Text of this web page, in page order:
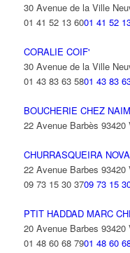
30 Avenue de la Ville
01 41 52 13 6001 41 52
CORALIE COIF'
30 Avenue de la Ville
01 43 83 63 5801 43 83
BOUCHERIE CHEZ NAIM
22 Avenue Barbès 93420
CHURRASQUEIRA
22 Avenue Barbes 93420
09 73 15 30 3709 73 15
PTIT HADDAD MARC
20 Avenue Barbes 93420
01 48 60 68 7901 48 60